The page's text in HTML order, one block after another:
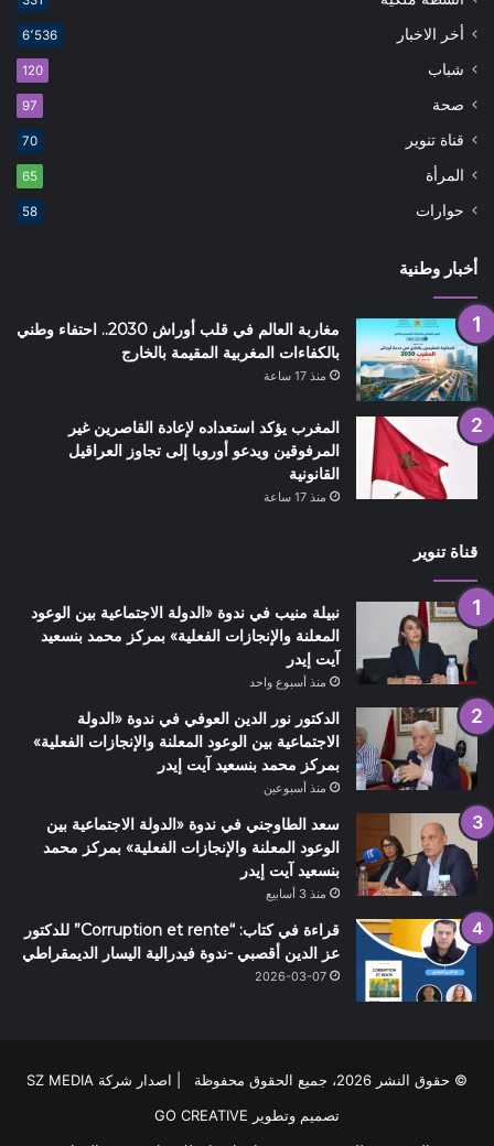
أخر الاخبار 6٬536
شباب 120
صحة 97
قناة تنوير 70
المرأة 65
حوارات 58
أخبار وطنية
مغاربة العالم في قلب أوراش 2030.. احتفاء وطني
بالكفاءات المغربية المقيمة بالخارج
منذ 17 ساعة
المغرب يؤكد استعداده لإعادة القاصرين غير
المرفوقين ويدعو أوروبا إلى تجاوز العراقيل
القانونية
منذ 17 ساعة
قناة تنوير
نبيلة منيب في ندوة «الدولة الاجتماعية بين الوعود
المعلنة والإنجازات الفعلية» بمركز محمد بنسعيد
آيت إيدر
منذ أسبوع واحد
الدكتور نور الدين العوفي في ندوة «الدولة
الاجتماعية بين الوعود المعلنة والإنجازات الفعلية»
بمركز محمد بنسعيد آيت إيدر
منذ أسبوعين
سعد الطاوجني في ندوة «الدولة الاجتماعية بين
الوعود المعلنة والإنجازات الفعلية» بمركز محمد
بنسعيد آيت إيدر
منذ 3 أسابيع
قراءة في كتاب: “Corruption et rente” للدكتور
عز الدين أقصبي -ندوة فيدرالية اليسار الديمقراطي
2026-03-07
© حقوق النشر 2026، جميع الحقوق محفوظة | اصدار شركة SZ MEDIA
تصميم وتطوير GO CREATIVE